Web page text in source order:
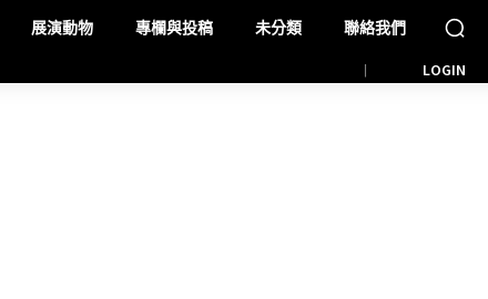
展演動物 專欄與投稿 未分類 聯絡我們
LOGIN